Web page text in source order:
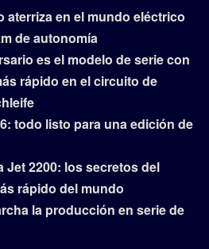
aterriza en el mundo eléctrico
de autonomía
es el modelo de serie con
rápido en el circuito de
todo listo para una edición de
Jet 2200: los secretos del
rápido del mundo
la producción en serie de